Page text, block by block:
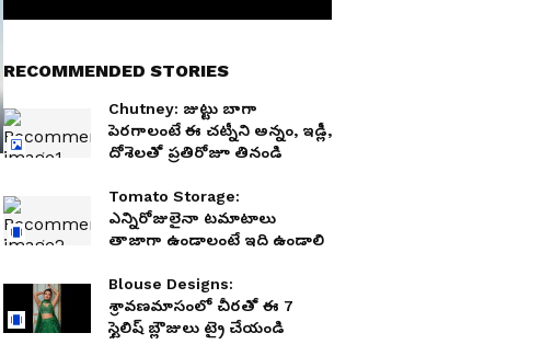
RECOMMENDED STORIES
Chutney: జుట్టు బాగా
పెరగాలంటే ఈ చట్నీని అన్నం, ఇడ్లీ,
దోశెలతో ప్రతిరోజూ తినండి
Tomato Storage:
ఎన్నిరోజులైనా టమాటాలు
తాజాగా ఉండాలంటే ఇది ఉండాలి
Blouse Designs:
శ్రావణమాసంలో చీరతో ఈ 7
స్టైలిష్ బ్లౌజులు ట్రై చేయండి